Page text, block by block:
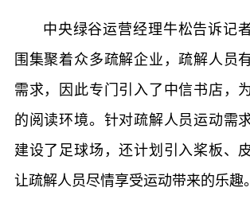
中央绿谷运营经理牛松告诉记
围集聚着众多疏解企业，疏解人员
需求，因此专门引入了中信书店，
的阅读环境。针对疏解人员运动需
建设了足球场，还计划引入桨板、
让疏解人员尽情享受运动带来的乐趣。